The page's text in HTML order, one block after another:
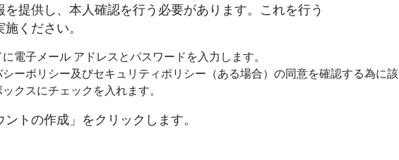
を提供し、本人確認を行う必要があります。これを行う
ください。
電子メール アドレスとパスワードを入力します。
ーポリシー及びセキュリティポリシー（ある場合）の同意を確認する為に該
クスにチェックを入れます。
トの作成」をクリックします。